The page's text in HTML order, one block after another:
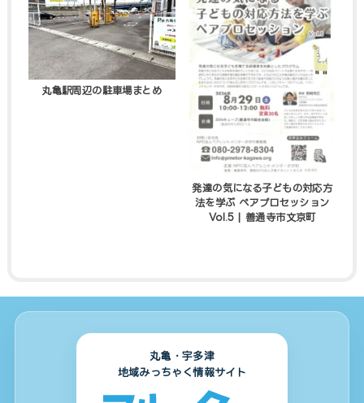
丸亀駅周辺の駐車場まとめ
発達の気になる子どもの対応方
法を学ぶ ペアプロセッション
Vol.5 | 善通寺市文京町
丸亀・宇多津
地域みっちゃく情報サイト